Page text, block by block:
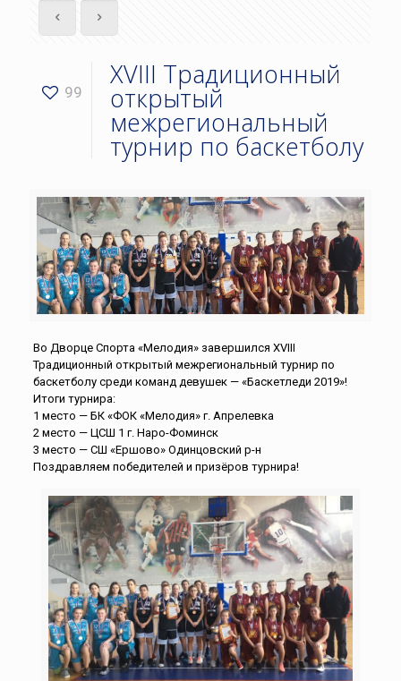
99
XVIII Традиционный
открытый
межрегиональный
турнир по баскетболу
Во Дворце Спорта «Мелодия» завершился XVIII
Традиционный открытый межрегиональный турнир по
баскетболу среди команд девушек — «Баскетледи 2019»!
Итоги турнира:
1 место — БК «ФОК «Мелодия» г. Апрелевка
2 место — ЦСШ 1 г. Наро-Фоминск
3 место — СШ «Ершово» Одинцовский р-н
Поздравляем победителей и призёров турнира!